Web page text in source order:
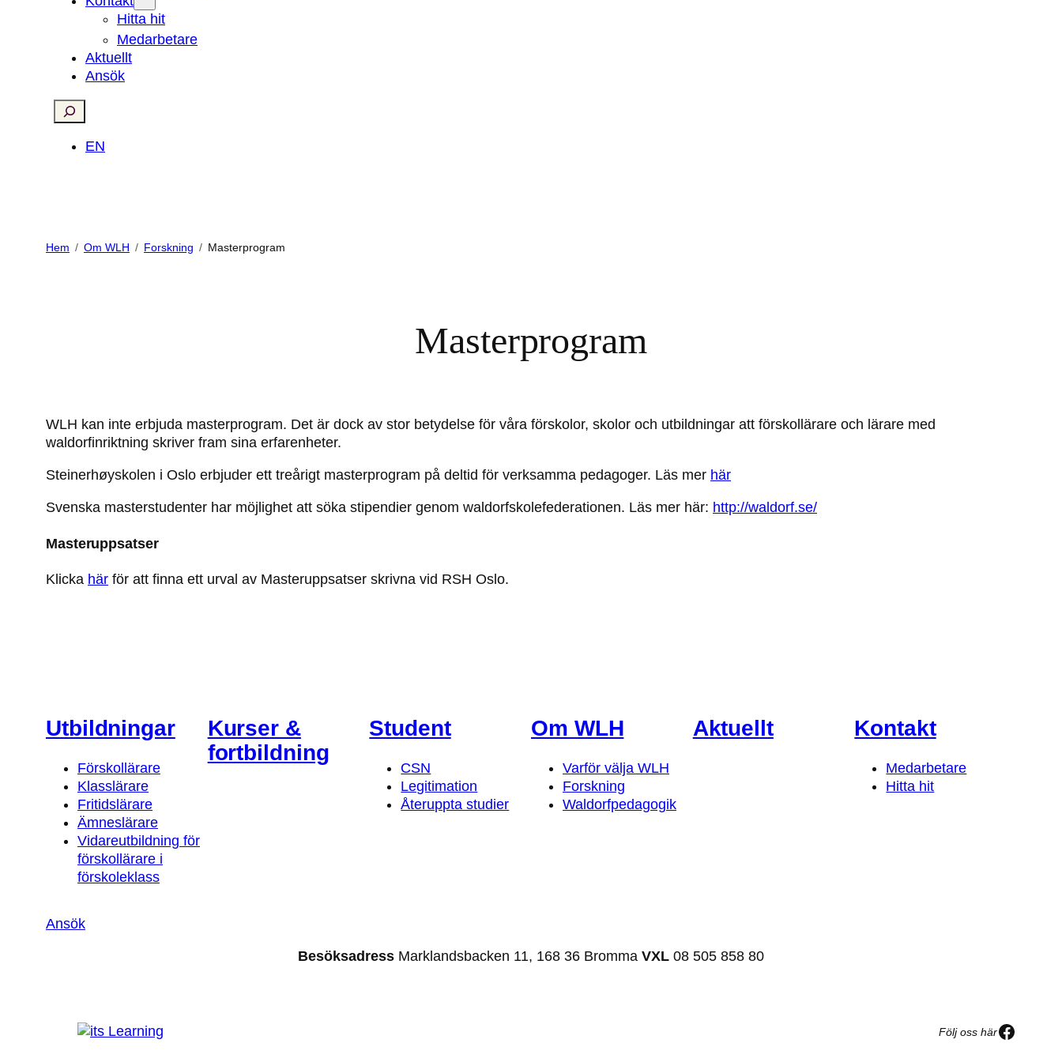
Hitta hit
Medarbetare
Aktuellt
Ansök
Search
EN
Hem Om WLH Forskning Masterprogram
Masterprogram
WLH kan inte erbjuda masterprogram. Det är dock av stor betydelse för våra förskolor, skolor och utbildningar att förskollärare och lärare med
waldorfinriktning skriver fram sina erfarenheter.
Steinerhøyskolen i Oslo erbjuder ett treårigt masterprogram på deltid för verksamma pedagoger. Läs mer här
Svenska masterstudenter har möjlighet att söka stipendier genom waldorfskolefederationen. Läs mer här: http://waldorf.se/
Masteruppsatser
Klicka här för att finna ett urval av Masteruppsatser skrivna vid RSH Oslo.
Utbildningar
Förskollärare
Klasslärare
Fritidslärare
Ämneslärare
Vidareutbildning för
förskollärare i
förskoleklass
Kurser &
fortbildning
Student
CSN
Legitimation
Återuppta studier
Om WLH
Varför välja WLH
Forskning
Waldorfpedagogik
Aktuellt Kontakt
Medarbetare
Hitta hit
Ansök
Besöksadress Marklandsbacken 11, 168 36 Bromma VXL 08 505 858 80
Följ oss här